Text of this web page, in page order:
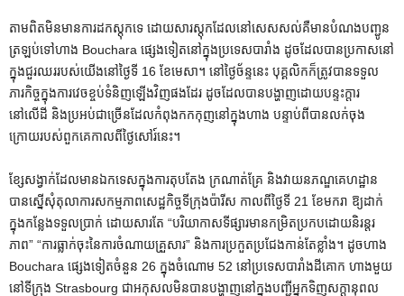
តាមពិតមិនមានការដកស្តុកទេ ដោយសារស្តុកដែលនៅសេសសល់គឺមានបំណងបញ្ជូន
ត្រឡប់ទៅហាង Bouchara ផ្សេងទៀតនៅក្នុងប្រទេសបារាំង ដូចដែលបានប្រកាសនៅ
ក្នុងជួរឈររបស់យើងនៅថ្ងៃទី 16 ខែមេសា។ នៅថ្ងៃច័ន្ទនេះ បុគ្គលិកក៏ត្រូវបានទទួល
ភារកិច្ចក្នុងការវេចខ្ចប់ទំនិញឡើងវិញផងដែរ ដូចដែលបានបង្ហាញដោយបន្ទះក្តារ
នៅលើដី និងប្រអប់ជាច្រើនដែលកំពុងកកកុញនៅក្នុងហាង បន្ទាប់ពីបានលក់ចុង
ក្រោយរបស់ពួកគេកាលពីថ្ងៃសៅរ៍នេះ។
ខ្សែសង្វាក់ដែលមានឯកទេសក្នុងការតុបតែង ក្រណាត់គ្រែ និងវាយនភណ្ឌគេហដ្ឋាន
បានស្នើសុំតុលាការសកម្មភាពសេដ្ឋកិច្ចទីក្រុងប៉ារីស កាលពីថ្ងៃទី 21 ខែមករា ឱ្យដាក់
ក្នុងកន្លែងទទួលប្រាក់ ដោយសារតែ “បរិយាកាសទីផ្សារមានកម្រិតប្រកបដោយនិរន្តរ
ភាព” “ការធ្លាក់ចុះនៃការចំណាយគ្រួសារ” និងការប្រកួតប្រជែងកាន់តែខ្លាំង។ ដូចហាង
Bouchara ផ្សេងទៀតចំនួន 26 ក្នុងចំណោម 52 នៅប្រទេសបារាំងដីគោក ហាងមួយ
នៅទីក្រុង Strasbourg ជាអកុសលមិនបានបង្ហាញនៅក្នុងបញ្ជីអ្នកទិញសក្តានុពល